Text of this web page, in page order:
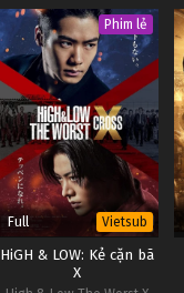
Phim lẻ
Full Vietsub
HiGH & LOW: Kẻ cặn bã
X